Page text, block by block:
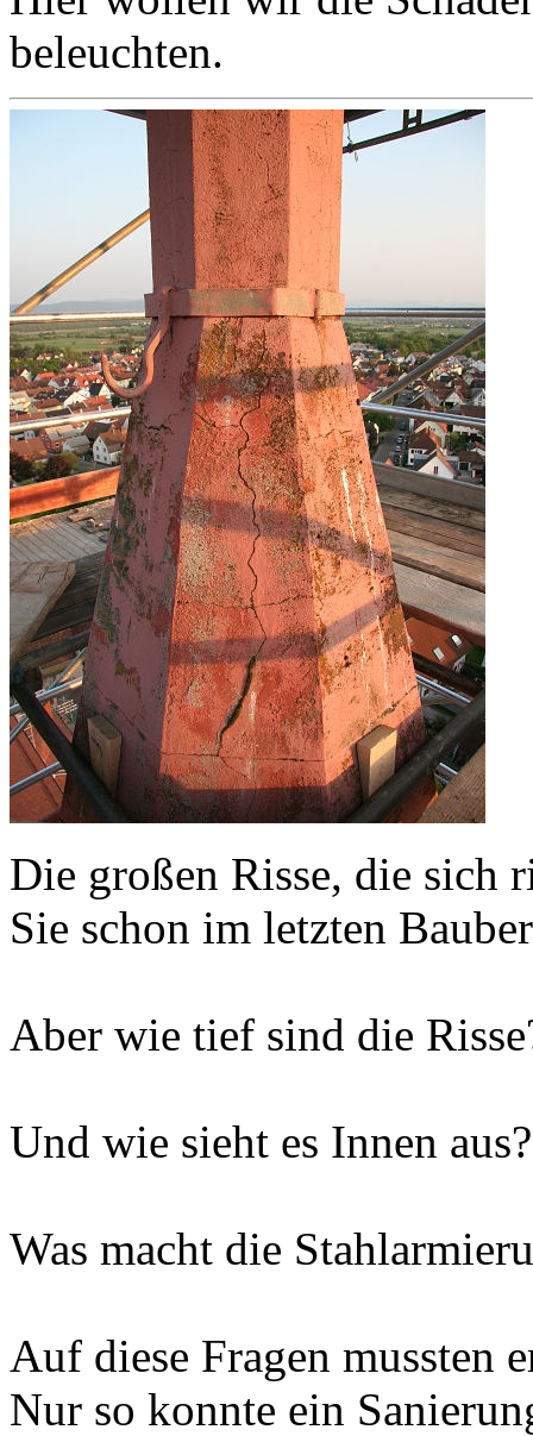
beleuchten.
Die großen Risse, die sich
Sie schon im letzten
Aber wie tief sind die
Und wie sieht es Innen aus?
Was macht die
Auf diese Fragen mussten
Nur so konnte ein